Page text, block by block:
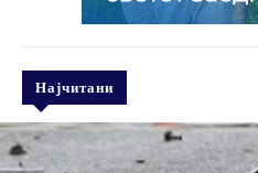
Најчитани